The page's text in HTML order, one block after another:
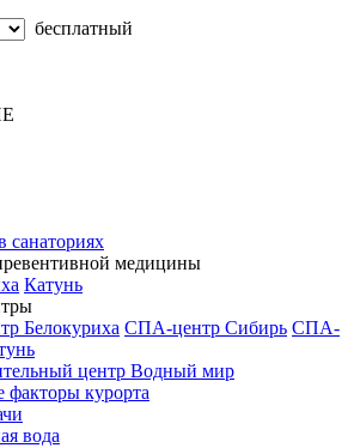
бесплатный
санаториях
медицины
Катунь
Белокуриха СПА-центр Сибирь СПА-
центр Водный мир
факторы курорта
вода